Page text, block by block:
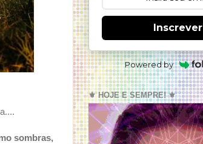
sombras,
Inscrever
Powered by
⚜️ HOJE E SEMPRE! ⚜️